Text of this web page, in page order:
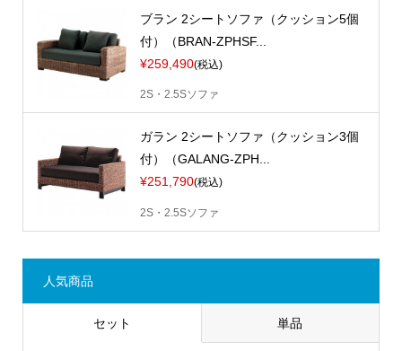
ブラン 2シートソファ（クッション5個
付）（BRAN-ZPHSF...
¥259,490(税込)
2S・2.5Sソファ
ガラン 2シートソファ（クッション3個
付）（GALANG-ZPH...
¥251,790(税込)
2S・2.5Sソファ
人気商品
セット 単品